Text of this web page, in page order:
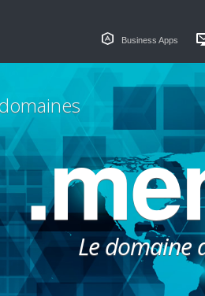
Business Apps
Le domaine